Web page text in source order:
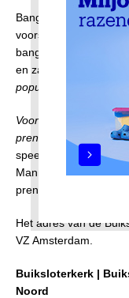
Bang Mannetje is een
voorstelling voor
bang? Joes Boonen
en zangeres.
Samen
populaire
Voor haar
prentenboeken. In
speelt en bezingt
Mannetje. De
prentenboek van
Het adres van de
VZ Amsterdam.
Buiksloterkerk |
Noord